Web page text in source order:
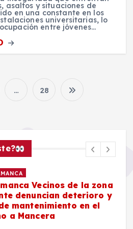
asaltos y situaciones de
en una constante en los
universitarias, lo
entre jóvenes…
P
a
g
i
n
… 28
Vecinos de la zona
denuncian deterioro y
mantenimiento en el
a Mancera